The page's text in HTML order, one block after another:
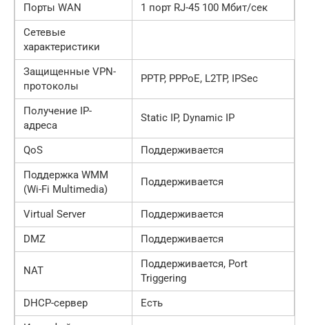
Порты WAN
1 порт RJ-45 100 Мбит/сек
Сетевые
характеристики
Защищенные VPN-
протоколы
PPTP, PPPoE, L2TP, IPSec
Получение IP-
адреса
Static IP, Dynamic IP
QoS
Поддерживается
Поддержка WMM
(Wi-Fi Multimedia)
Поддерживается
Virtual Server
Поддерживается
DMZ
Поддерживается
NAT
Поддерживается, Port
Triggering
DHCP-сервер
Есть